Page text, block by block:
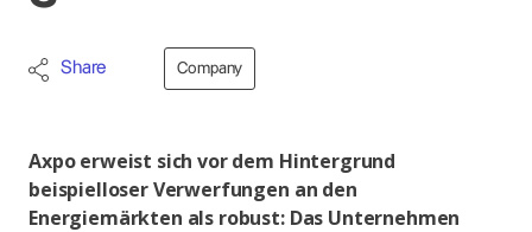
Share Company
Axpo erweist sich vor dem Hintergrund
beispielloser Verwerfungen an den
Energiemärkten als robust: Das Unternehmen